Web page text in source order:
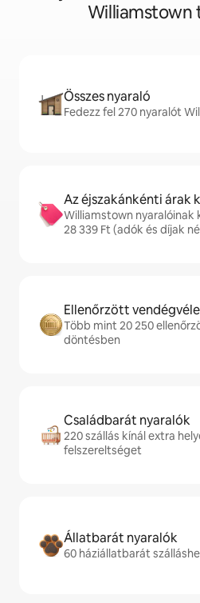
Williamstown
Összes nyaraló
Fedezz fel 270 nyaralót
Az éjszakánkénti árak
Williamstown nyaralóinak
28 339 Ft (adók és díjak
Ellenőrzött
Több mint 20 250
döntésben
Családbarát nyaralók
220 szállás kínál extra
felszereltséget
Állatbarát nyaralók
60 háziállatbarát